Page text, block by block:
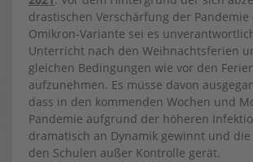
drastischen Verschärfung der
Omikron-Variante sei es
Unterricht nach den Weihnachtsferien
gleichen Bedingungen wie vor den
aufzunehmen. Es müsse davon
dass in den kommenden Wochen und
Pandemie aufgrund der höheren
dramatisch an Dynamik gewinnt und
den Schulen außer Kontrolle gerät.